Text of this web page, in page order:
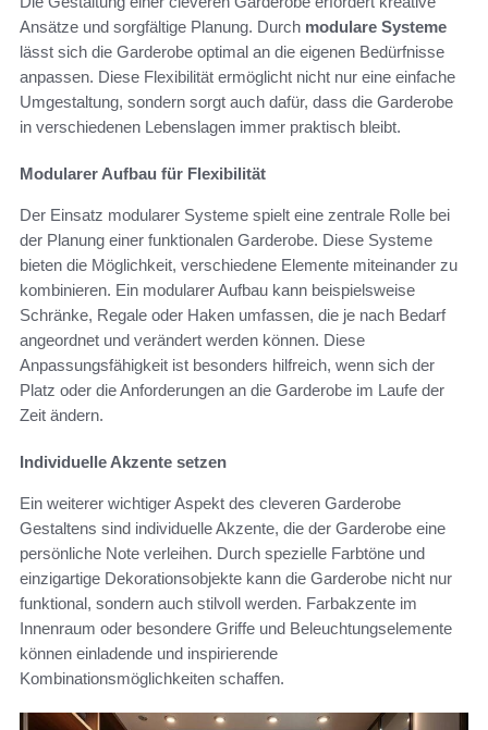
Ansätze und sorgfältige Planung. Durch modulare Systeme
lässt sich die Garderobe optimal an die eigenen Bedürfnisse
anpassen. Diese Flexibilität ermöglicht nicht nur eine einfache
Umgestaltung, sondern sorgt auch dafür, dass die Garderobe
in verschiedenen Lebenslagen immer praktisch bleibt.
Modularer Aufbau für Flexibilität
Der Einsatz modularer Systeme spielt eine zentrale Rolle bei
der Planung einer funktionalen Garderobe. Diese Systeme
bieten die Möglichkeit, verschiedene Elemente miteinander zu
kombinieren. Ein modularer Aufbau kann beispielsweise
Schränke, Regale oder Haken umfassen, die je nach Bedarf
angeordnet und verändert werden können. Diese
Anpassungsfähigkeit ist besonders hilfreich, wenn sich der
Platz oder die Anforderungen an die Garderobe im Laufe der
Zeit ändern.
Individuelle Akzente setzen
Ein weiterer wichtiger Aspekt des cleveren Garderobe
Gestaltens sind individuelle Akzente, die der Garderobe eine
persönliche Note verleihen. Durch spezielle Farbtöne und
einzigartige Dekorationsobjekte kann die Garderobe nicht nur
funktional, sondern auch stilvoll werden. Farbakzente im
Innenraum oder besondere Griffe und Beleuchtungselemente
können einladende und inspirierende
Kombinationsmöglichkeiten schaffen.